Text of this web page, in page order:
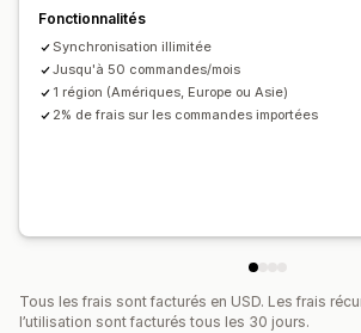
Synchronisation des stocks
Fonctionnalités
Synchronisation illimitée
Jusqu'à 50 commandes/mois
1 région (Amériques, Europe ou Asie)
2% de frais sur les commandes importées
Tous les frais sont facturés en USD. Les frais
l’utilisation sont facturés tous les 30 jours.